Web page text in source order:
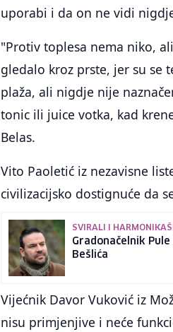
uporabi i da on ne vidi
"Protiv toplesa nema niko,
gledalo kroz prste, jer su se
plaža, ali nigdje nije
tonic ili juice votka, kad
Belas.
Vito Paoletić iz nezavisne
civilizacijsko dostignuće da
SVIRALI I
Gradonačelnik
Bešlića
Vijećnik Davor Vuković iz
nisu primjenjive i neće